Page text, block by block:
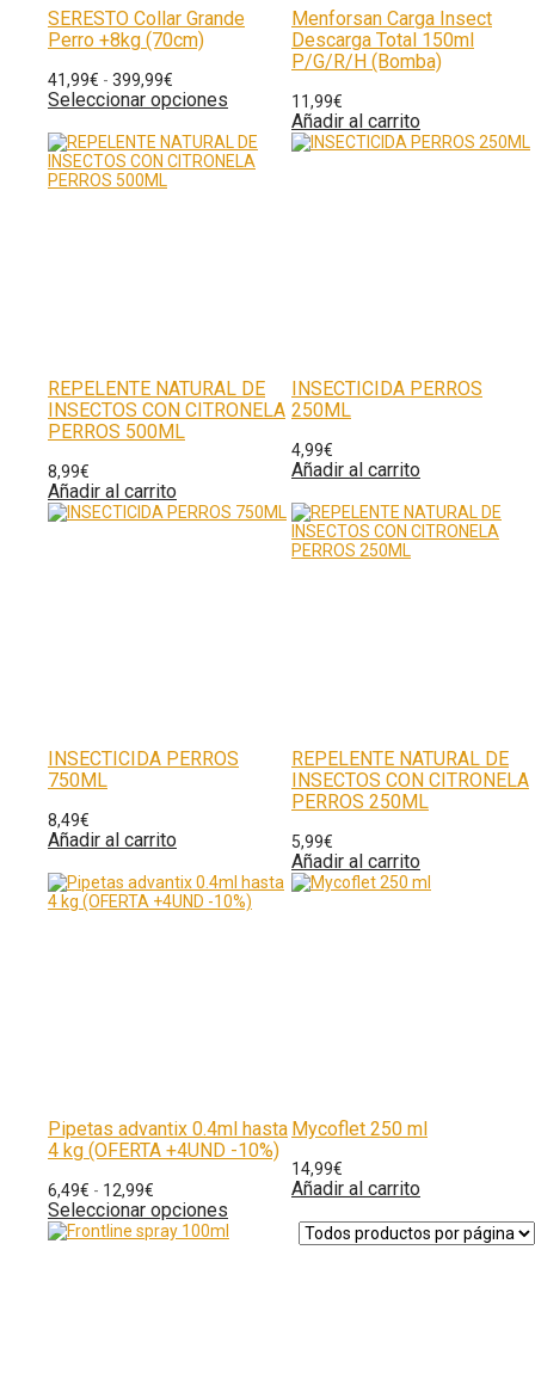
SERESTO Collar Grande
Perro +8kg (70cm)
41,99€ - 399,99€
Seleccionar opciones
Menforsan Carga Insect
Descarga Total 150ml
P/G/R/H (Bomba)
11,99€
Añadir al carrito
REPELENTE NATURAL DE
INSECTOS CON CITRONELA
PERROS 500ML
8,99€
Añadir al carrito
INSECTICIDA PERROS
250ML
4,99€
Añadir al carrito
INSECTICIDA PERROS
750ML
8,49€
Añadir al carrito
REPELENTE NATURAL DE
INSECTOS CON CITRONELA
PERROS 250ML
5,99€
Añadir al carrito
Pipetas advantix 0.4ml hasta
4 kg (OFERTA +4UND -10%)
6,49€ - 12,99€
Seleccionar opciones
Mycoflet 250 ml
14,99€
Añadir al carrito